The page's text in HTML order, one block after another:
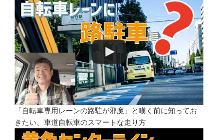
「自転車専用レーンの路駐が邪魔」と嘆く前に知ってお
きたい、車道自転車のスマートな走り方